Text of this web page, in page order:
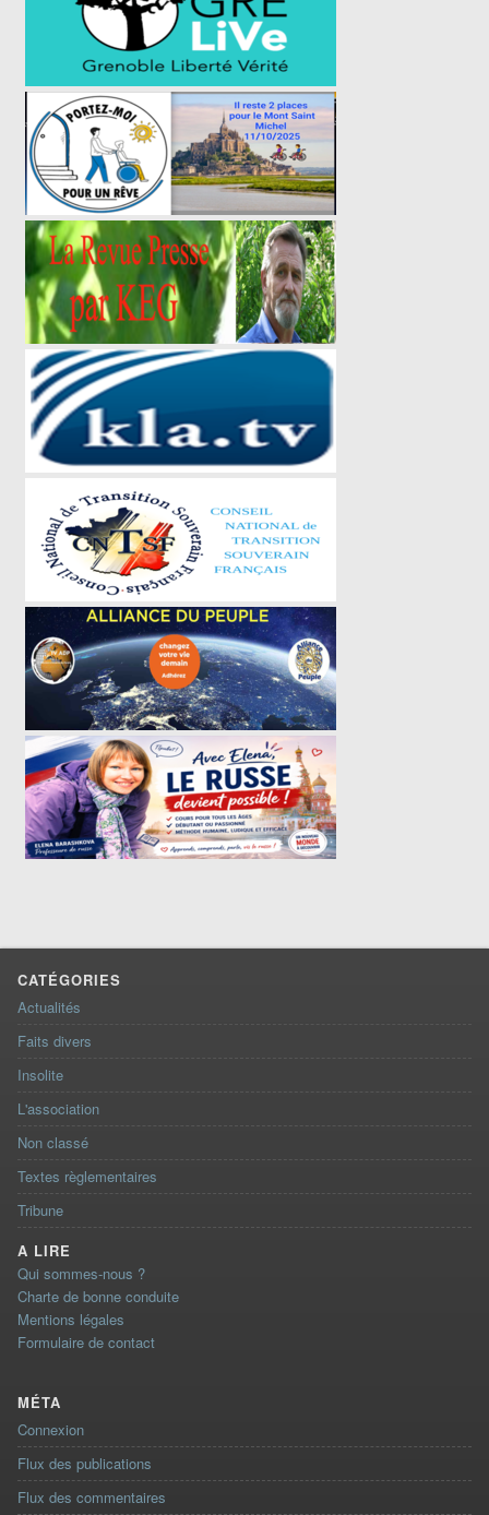
CATÉGORIES
Actualités
Faits divers
Insolite
L'association
Non classé
Textes règlementaires
Tribune
A LIRE
Qui sommes-nous ?
Charte de bonne conduite
Mentions légales
Formulaire de contact
MÉTA
Connexion
Flux des publications
Flux des commentaires